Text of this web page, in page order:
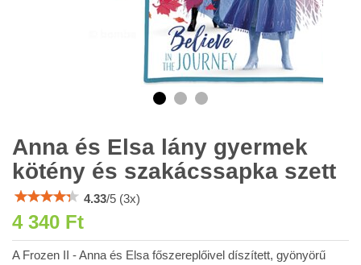
Anna és Elsa lány gyermek
kötény és szakácssapka szett
4.33/5 (3x)
4 340 Ft
A Frozen II - Anna és Elsa főszereplőivel díszített, gyönyörű